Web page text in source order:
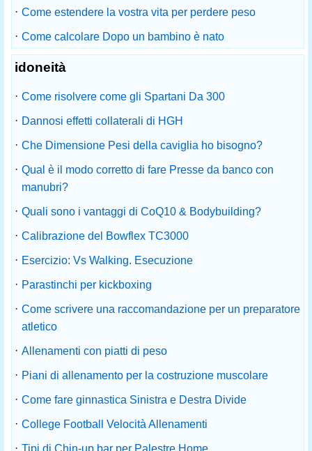
· Come estendere la vostra vita per perdere peso
· Come calcolare Dopo un bambino è nato
idoneità
· Come risolvere come gli Spartani Da 300
· Dannosi effetti collaterali di HGH
· Che Dimensione Pesi della caviglia ho bisogno?
· Qual è il modo corretto di fare Presse da banco con
manubri?
· Quali sono i vantaggi di CoQ10 & Bodybuilding?
· Calibrazione del Bowflex TC3000
· Esercizio: Vs Walking. Esecuzione
· Parastinchi per kickboxing
· Come scrivere una raccomandazione per un preparatore
atletico
· Allenamenti con piatti di peso
· Piani di allenamento per la costruzione muscolare
· Come fare ginnastica Sinistra e Destra Divide
· College Football Velocità Allenamenti
· Tipi di Chin-up bar per Palestre Home